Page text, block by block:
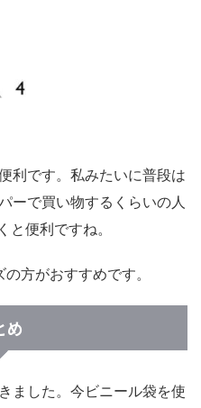
利です。私みたいに普段は
ーで買い物するくらいの人
便利ですね。
方がおすすめです。
め
ました。今ビニール袋を使